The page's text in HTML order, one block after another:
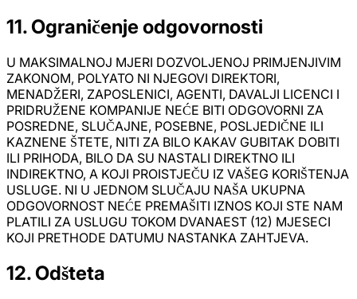
11. Ograničenje odgovornosti
U MAKSIMALNOJ MJERI DOZVOLJENOJ PRIMJENJIVIM
ZAKONOM, POLYATO NI NJEGOVI DIREKTORI,
MENADŽERI, ZAPOSLENICI, AGENTI, DAVALJI LICENCI I
PRIDRUŽENE KOMPANIJE NEĆE BITI ODGOVORNI ZA
POSREDNE, SLUČAJNE, POSEBNE, POSLJEDIČNE ILI
KAZNENE ŠTETE, NITI ZA BILO KAKAV GUBITAK DOBITI
ILI PRIHODA, BILO DA SU NASTALI DIREKTNO ILI
INDIREKTNO, A KOJI PROISTJEČU IZ VAŠEG KORIŠTENJA
USLUGE. NI U JEDNOM SLUČAJU NAŠA UKUPNA
ODGOVORNOST NEĆE PREMAŠITI IZNOS KOJI STE NAM
PLATILI ZA USLUGU TOKOM DVANAEST (12) MJESECI
KOJI PRETHODE DATUMU NASTANKA ZAHTJEVA.
12. Odšteta